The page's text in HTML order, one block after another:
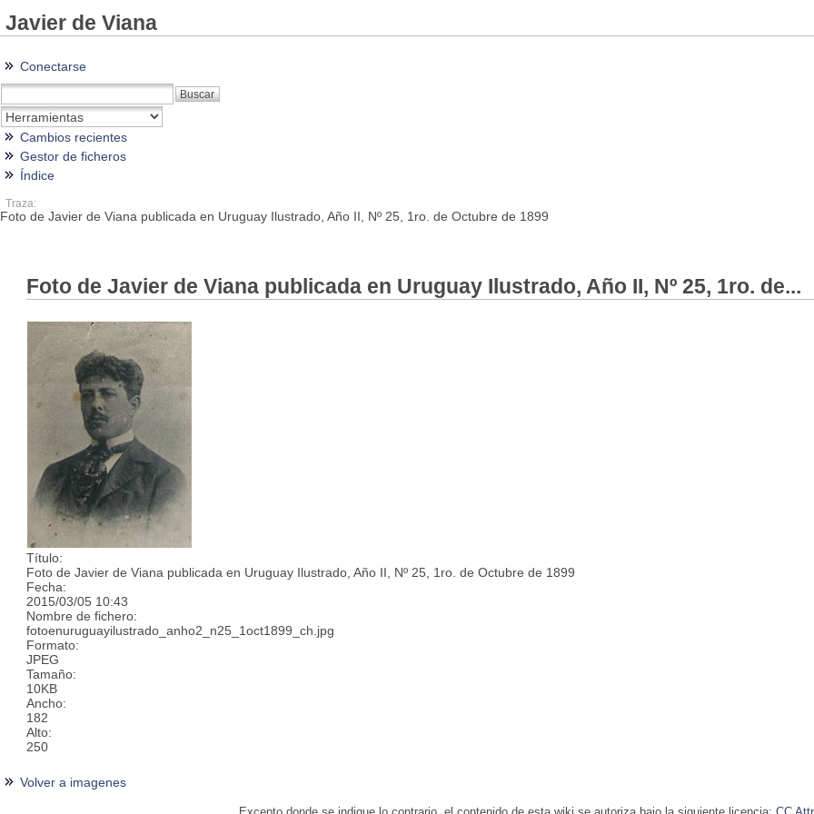
Javier de Viana
Conectarse
Cambios recientes
Gestor de ficheros
Índice
Traza:
Foto de Javier de Viana publicada en Uruguay Ilustrado, Año II, Nº 25, 1ro. de Octubre de 1899
Foto de Javier de Viana publicada en Uruguay Ilustrado, Año II, Nº 25, 1ro. de...
Título:
Foto de Javier de Viana publicada en Uruguay Ilustrado, Año II, Nº 25, 1ro. de Octubre de 1899
Fecha:
2015/03/05 10:43
Nombre de fichero:
fotoenuruguayilustrado_anho2_n25_1oct1899_ch.jpg
Formato:
JPEG
Tamaño:
10KB
Ancho:
182
Alto:
250
Volver a imagenes